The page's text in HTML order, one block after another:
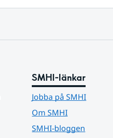
SMHI-länkar
Jobba på SMHI
Om SMHI
SMHI-bloggen